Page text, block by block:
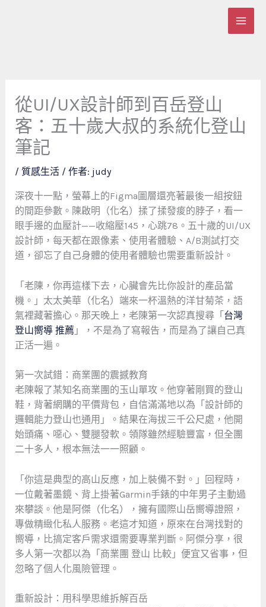
從UI/UX設計師到百岳登山
客：五十歲大叔的系統化登山
筆記
/ 質感生活/ 作者: judy
深夜十一點，螢幕上的Figma圖層還亮著最後一組按鈕
的間距參數。陳啟明（化名）揉了揉發痠的脖子，看一
眼手邊的血壓計——收縮壓145，心跳78。五十歲的UI/UX
設計師，每天都在跟像素、使用者體驗、A/B測試打交
道，卻忘了自己身體的使用者體驗也需要重新設計。
「老陳，你再這樣下去，心臟會先比你設計的產品當
機。」太太美華（化名）端來一杯溫熱的洋甘菊茶，語
氣裡藏著擔心。那天晚上，老陳第一次認真搜尋「 台灣
登山嚮導 推薦 」，不是為了寫報告，而是為了讓自己真
正活一遍。
第一次試錯：商業團的震撼教育
老陳報了某知名商業團的玉山單攻。他穿著剛買的登山
鞋，背著網購的平價背包，自信滿滿地以為「設計師的
邏輯能力登山也通用」。結果在海拔三千公尺處，他開
始頭痛、噁心、雙腿發軟。領隊雖然經驗豐富，但全團
二十多人，根本無法一一照顧。
「你這是典型的高山反應，加上裝備不對。」回程時，
一位戴著墨鏡、背上掛著Garmin手錶的中年男子主動過
來攀談。他是阿傑（化名），擁有國際山岳嚮導證照，
專做精緻化私人服務。老這才知道，原來在台灣找對的
嚮導，比搞定客戶需求還需要專業判斷。阿傑分享，很
多人第一次都以為「商業團 登山 比較」便宜又省事，但
忽略了個人化風險管理。
重新設計：用科學思維拆解百岳